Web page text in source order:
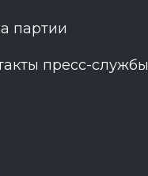
партии
пресс-службы